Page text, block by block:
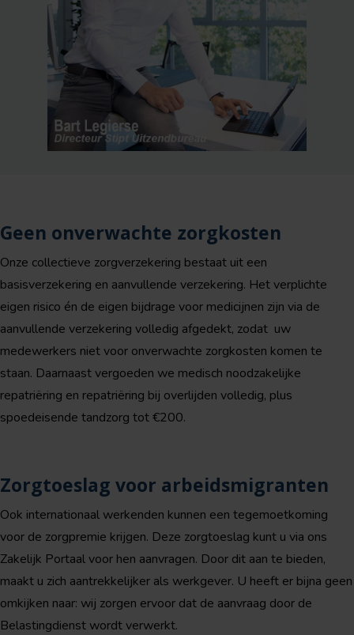
Geen onverwachte zorgkosten
Onze collectieve zorgverzekering bestaat uit een
basisverzekering en aanvullende verzekering. Het verplichte
eigen risico én de eigen bijdrage voor medicijnen zijn via de
aanvullende verzekering volledig afgedekt, zodat uw
medewerkers niet voor onverwachte zorgkosten komen te
staan. Daarnaast vergoeden we medisch noodzakelijke
repatriëring en repatriëring bij overlijden volledig, plus
spoedeisende tandzorg tot €200.
Zorgtoeslag voor arbeidsmigranten
Ook internationaal werkenden kunnen een tegemoetkoming
voor de zorgpremie krijgen. Deze zorgtoeslag kunt u via ons
Zakelijk Portaal voor hen aanvragen. Door dit aan te bieden,
maakt u zich aantrekkelijker als werkgever. U heeft er bijna geen
omkijken naar: wij zorgen ervoor dat de aanvraag door de
Belastingdienst wordt verwerkt.